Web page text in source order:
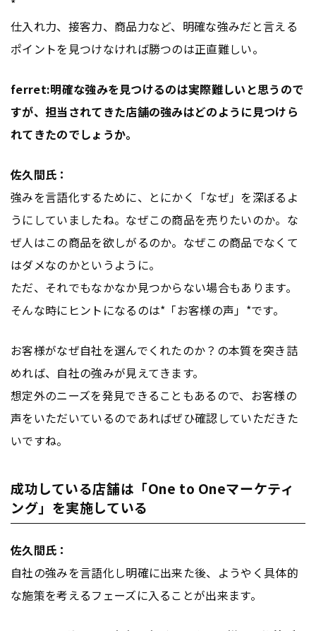
*
仕入れ力、接客力、商品力など、明確な強みだと言える
ポイントを見つけなければ勝つのは正直難しい。
ferret:明確な強みを見つけるのは実際難しいと思うので
すが、担当されてきた店舗の強みはどのように見つけら
れてきたのでしょうか。
佐久間氏：
強みを言語化するために、とにかく「なぜ」を深ぼるよ
うにしていましたね。なぜこの商品を売りたいのか。な
ぜ人はこの商品を欲しがるのか。なぜこの商品でなくて
はダメなのかというように。
ただ、それでもなかなか見つからない場合もあります。
そんな時にヒントになるのは*「お客様の声」*です。
お客様がなぜ自社を選んでくれたのか？の本質を突き詰
めれば、自社の強みが見えてきます。
想定外のニーズを発見できることもあるので、お客様の
声をいただいているのであればぜひ確認していただきた
いですね。
成功している店舗は「One to Oneマーケティ
ング」を実施している
佐久間氏：
自社の強みを言語化し明確に出来た後、ようやく具体的
な施策を考えるフェーズに入ることが出来ます。